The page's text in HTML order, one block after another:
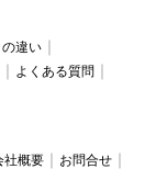
の違い
よくある質問
社概要
お問合せ